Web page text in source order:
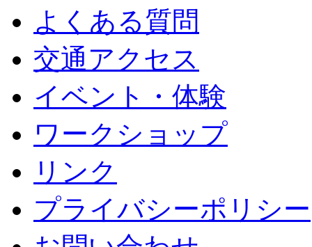
よくある質問
交通アクセス
イベント・体験
ワークショップ
リンク
プライバシーポリシー